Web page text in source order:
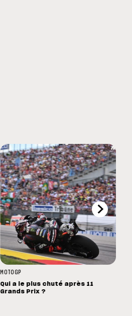
MOTOGP
Qui a le plus chuté après 11
Grands Prix ?